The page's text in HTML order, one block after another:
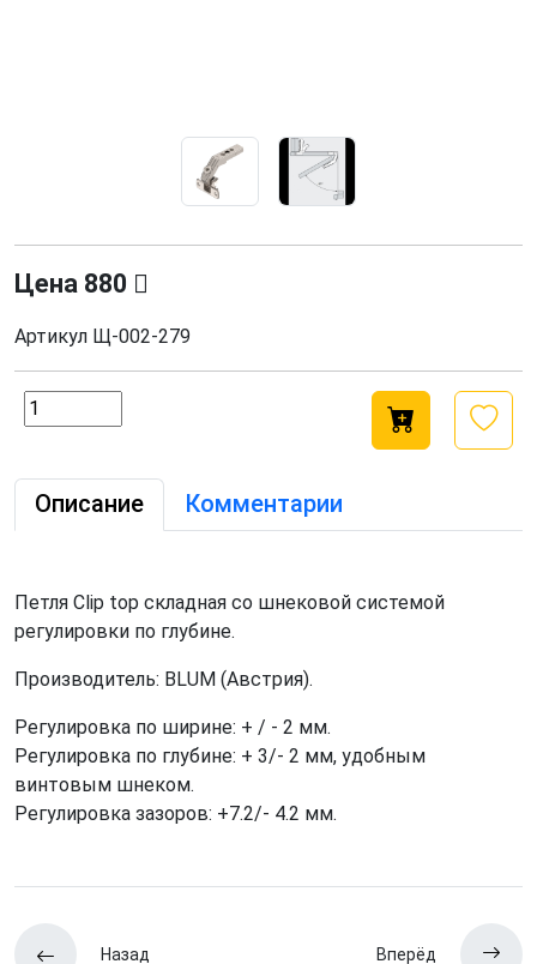
Цена 880
Артикул Щ-002-279
Описание Комментарии
Петля Clip top складная со шнековой системой
регулировки по глубине.
Производитель: BLUM (Австрия).
Регулировка по ширине: + / - 2 мм.
Регулировка по глубине: + 3/- 2 мм, удобным
винтовым шнеком.
Регулировка зазоров: +7.2/- 4.2 мм.
Назад Вперёд